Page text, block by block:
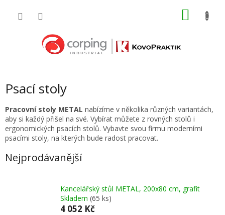
Psací stoly
Pracovní stoly METAL nabízíme v několika různých variantách,
aby si každý přišel na své. Vybírat můžete z rovných stolů i
ergonomických psacích stolů. Vybavte svou firmu moderními
psacími stoly, na kterých bude radost pracovat.
Nejprodávanější
Kancelářský stůl METAL, 200x80 cm, grafit
Skladem (65 ks)
4 052 Kč